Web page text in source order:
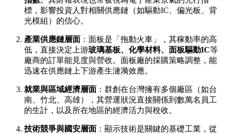
標，影響投資人對相關供應鏈（如驅動IC、偏光板、背
光模組）的信心。
產業供應鏈層面 ：面板是「拖動火車」，其稼動率的高
低，直接決定上游玻璃基板、化學材料、面板驅動IC等
廠商的訂單能見度與營收。面板廠的採購策略調整，能
迅速在供應鏈上下游產生漣漪效應。
就業與區域經濟層面 ：群創在台灣擁有多個廠區（如台
南、竹北、高雄），其營運狀況直接關係到數萬名員工
的生計，以及所在地區的經濟活力與稅收。
技術競爭與國安層面 ：顯示技術是關鍵的基礎工業，從